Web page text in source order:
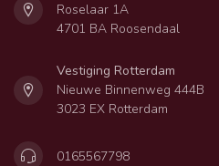
Roselaar 1A
4701 BA Roosendaal
Vestiging Rotterdam
Nieuwe Binnenweg 444B
3023 EX Rotterdam
0165567798